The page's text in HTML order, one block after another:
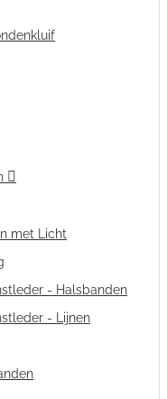
met Licht
- Halsbanden
- Lijnen